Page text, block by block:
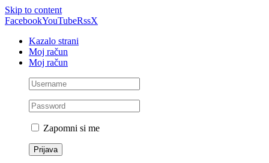
Skip to content
FacebookYouTubeRssX
Kazalo strani
Moj račun
Moj račun
Zapomni si me